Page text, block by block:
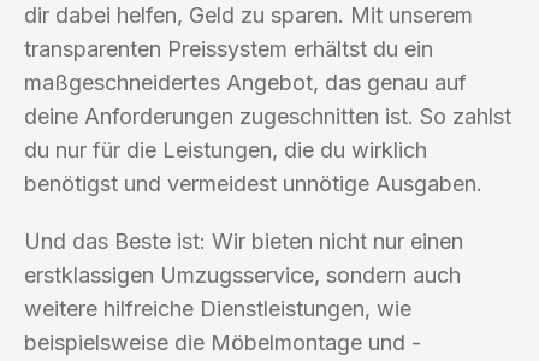
dir dabei helfen, Geld zu sparen. Mit unserem
transparenten Preissystem erhältst du ein
maßgeschneidertes Angebot, das genau auf
deine Anforderungen zugeschnitten ist. So zahlst
du nur für die Leistungen, die du wirklich
benötigst und vermeidest unnötige Ausgaben.
Und das Beste ist: Wir bieten nicht nur einen
erstklassigen Umzugsservice, sondern auch
weitere hilfreiche Dienstleistungen, wie
beispielsweise die Möbelmontage und -